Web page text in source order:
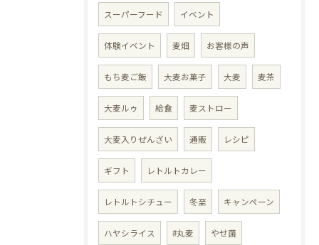
スーパーフード イベント
体験イベント 麦畑 お客様の声
もち麦ご飯 大麦お菓子 大麦 麦茶
大麦ルゥ 給食 麦ストロー
大麦入りぜんざい 通販 レシピ
ギフト レトルトカレー
レトルトシチュー 冬至 キャンペーン
ハヤシライス #丸麦 やせ菌